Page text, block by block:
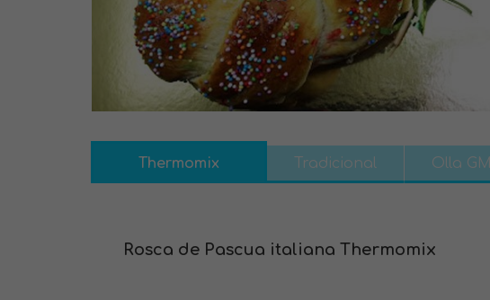
Thermomix Tradicional Olla GM
Rosca de Pascua italiana Thermomix